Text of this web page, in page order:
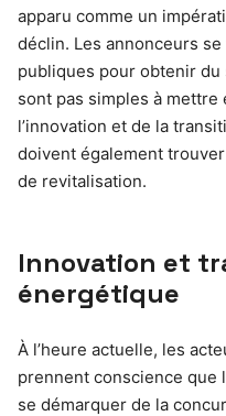
apparu comme un
déclin. Les annonceurs
publiques pour obtenir
sont pas simples à
l’innovation et de la
doivent également
de revitalisation.
Innovation et
énergétique
À l’heure actuelle, les
prennent conscience que
se démarquer de la